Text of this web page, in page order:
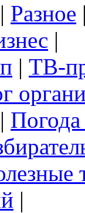
| Разное
|
| ТВ-
|
|